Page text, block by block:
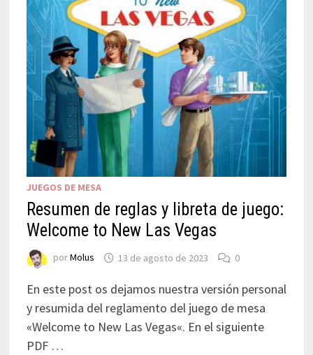
JUEGOS DE MESA
Resumen de reglas y libreta de juego:
Welcome to New Las Vegas
porMolus 13 de agosto de 2023 0
En este post os dejamos nuestra versión personal
y resumida del reglamento del juego de mesa
«Welcome to New Las Vegas«. En el siguiente
PDF …